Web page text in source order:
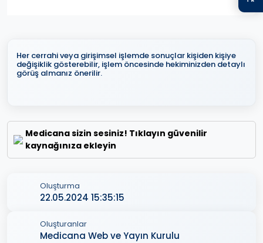
Her cerrahi veya girişimsel işlemde sonuçlar kişiden kişiye
değişiklik gösterebilir, işlem öncesinde hekiminizden detaylı
görüş almanız önerilir.
Medicana sizin sesiniz! Tıklayın güvenilir
kaynağınıza ekleyin
Oluşturma
22.05.2024 15:35:15
Oluşturanlar
Medicana Web ve Yayın Kurulu